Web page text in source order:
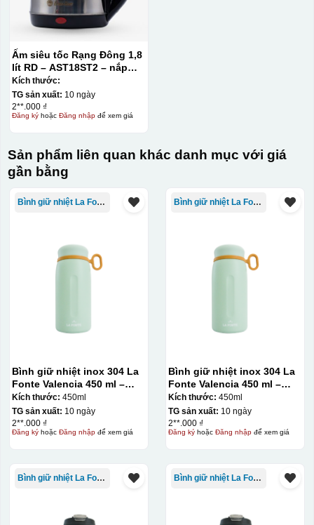
Ấm siêu tốc Rạng Đông 1,8
lít RD – AST18ST2 – nắp
đen
Kích thước:
TG sản xuất: 10 ngày
2**.000 ₫
Đăng kýhoặc Đăng nhậpđể xem giá
Sản phẩm liên quan khác danh mục với giá
gần bằng
Bình giữ nhiệt La Fonte
Bình giữ nhiệt inox 304 La
Fonte Valencia 450 ml –
012355
Kích thước: 450ml
TG sản xuất: 10 ngày
2**.000 ₫
Đăng kýhoặc Đăng nhậpđể xem giá
Bình giữ nhiệt La Fonte
Bình giữ nhiệt inox 304 La
Fonte Valencia 450 ml –
012355
Kích thước: 450ml
TG sản xuất: 10 ngày
2**.000 ₫
Đăng kýhoặc Đăng nhậpđể xem giá
Bình giữ nhiệt La Fonte Bình giữ nhiệt La Fonte